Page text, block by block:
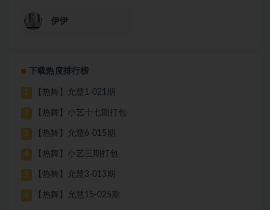
伊伊
下载热度排行榜
1 【热舞】允慧1-021期
2 【热舞】小艺十七期打包
3 【热舞】允慧6-015期
4 【热舞】小艺三期打包
5 【热舞】允慧3-013期
6 【热舞】允慧15-025期